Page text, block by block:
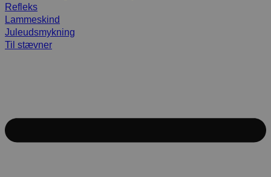
Refleks
Lammeskind
Juleudsmykning
Til stævner